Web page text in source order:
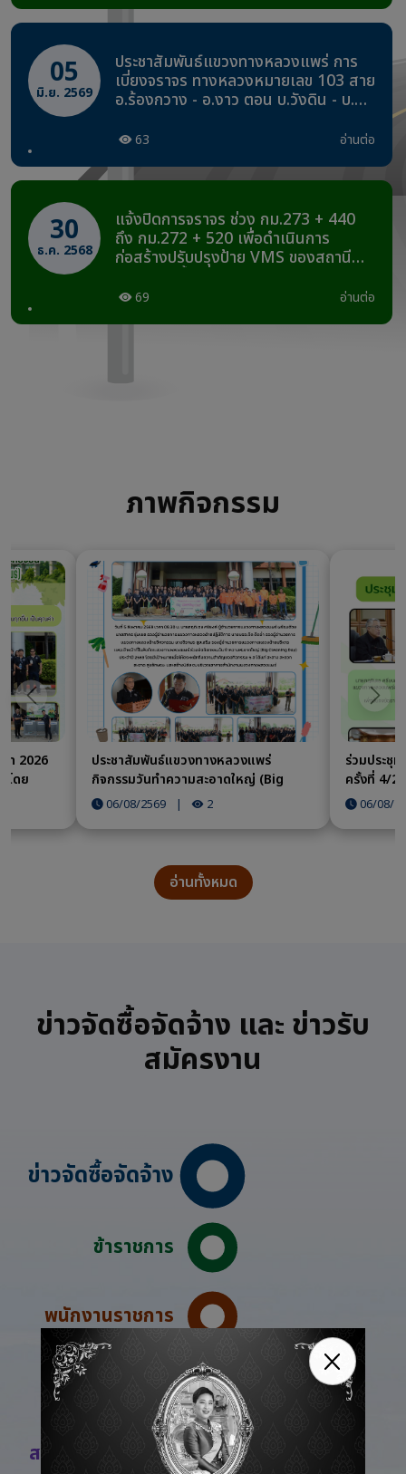
05
มิ.ย. 2569
ประชาสัมพันธ์แขวงทางหลวงแพร่ การ
เบี่ยงจราจร ทางหลวงหมายเลข 103 สาย
อ.ร้องกวาง - อ.งาว ตอน บ.วังดิน - บ.แม่
กม.32+800.000 - กม.33+500.000
หรือจนกว่าจะแล้วเสร็จ
63 อ่านต่อ
30
ธ.ค. 2568
แจ้งปิดการจราจร ช่วง กม.273 + 440
ถึง กม.272 + 520 เพื่อดำเนินการ
ก่อสร้างปรับปรุงป้าย VMS ของสถานี
จ.แพร่ วันที่ 6 มกราคม 2569 ตั้งแต่เวลา
69 อ่านต่อ
ภาพกิจกรรม
ก่อนหน้า ถัดไป
2026
โดย
ประชาสัมพันธ์แขวงทางหลวงแพร่
กิจกรรมวันทำความสะอาดใหญ่ (Big
cleaning day) วันที่ 5 สิงหาคม 2569
แขวงทางหลวงฝ่ายปฏิบัติการ นาย
บรรเจิด ดีตอ่ำ รองผู้อำนวยการแขวง
ปี 2569 โดยมีเป้าหมายเพื่อให้ตระหนักถึง
ความสำคัญของกิจกรรม 5 ส ได้แก่
สะสาง สะดวก ส
06/08/2569 | 2
ร่วมประชุ
ครั้งที่ 4/
แนวทางก
06/08/
อ่านทั้งหมด
ข่าวจัดซื้อจัดจ้าง และ ข่าวรับ
สมัครงาน
ข่าวจัดซื้อจัดจ้าง
ข้าราชการ
พนักงานราชการ
ลูกจ้างชั่วคราว
สมัครสอบออนไลน์